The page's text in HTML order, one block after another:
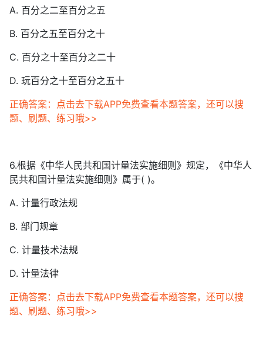
A. 百分之二至百分之五
B. 百分之五至百分之十
C. 百分之十至百分之二十
D. 玩百分之十至百分之五十
正确答案：点击去下载APP免费查看本题答案，还可以搜
题、刷题、练习哦>>
6.根据《中华人民共和国计量法实施细则》规定，《中华人
民共和国计量法实施细则》属于( )。
A. 计量行政法规
B. 部门规章
C. 计量技术法规
D. 计量法律
正确答案：点击去下载APP免费查看本题答案，还可以搜
题、刷题、练习哦>>